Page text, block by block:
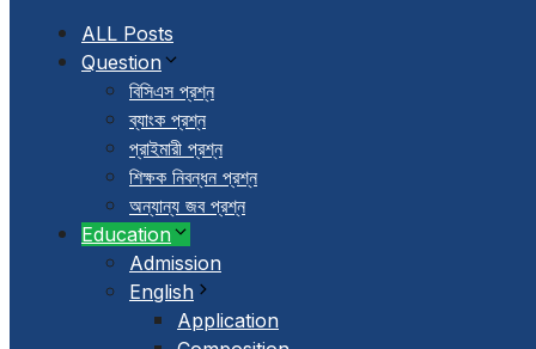
ALL Posts
Question
বিসিএস প্রশ্ন
ব্যাংক প্রশ্ন
প্রাইমারী প্রশ্ন
শিক্ষক নিবন্ধন প্রশ্ন
অন্যান্য জব প্রশ্ন
Education
Admission
English
Application